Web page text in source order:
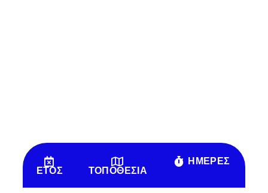
ΕΤΟΣ ΤΟΠΟΘΕΣΙΑ
ΗΜΕΡΕΣ